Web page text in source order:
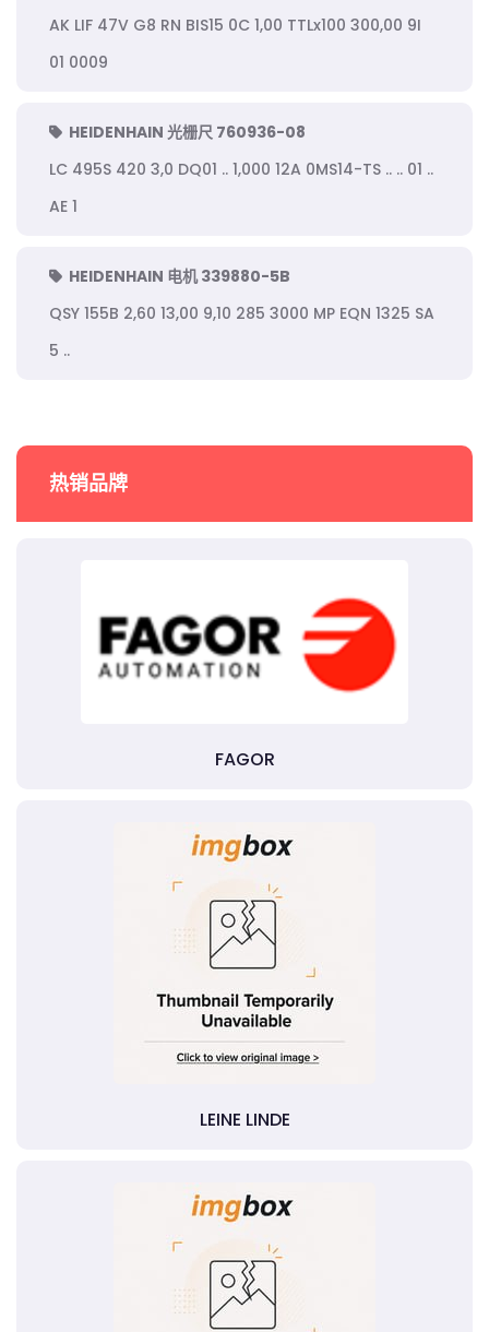
AK LIF 47V G8 RN BIS15 0C 1,00 TTLx100 300,00 9I
01 0009
HEIDENHAIN 光栅尺 760936-08
LC 495S 420 3,0 DQ01 .. 1,000 12A 0MS14-TS .. .. 01 ..
AE 1
HEIDENHAIN 电机 339880-5B
QSY 155B 2,60 13,00 9,10 285 3000 MP EQN 1325 SA
5 ..
热销品牌
FAGOR
LEINE LINDE